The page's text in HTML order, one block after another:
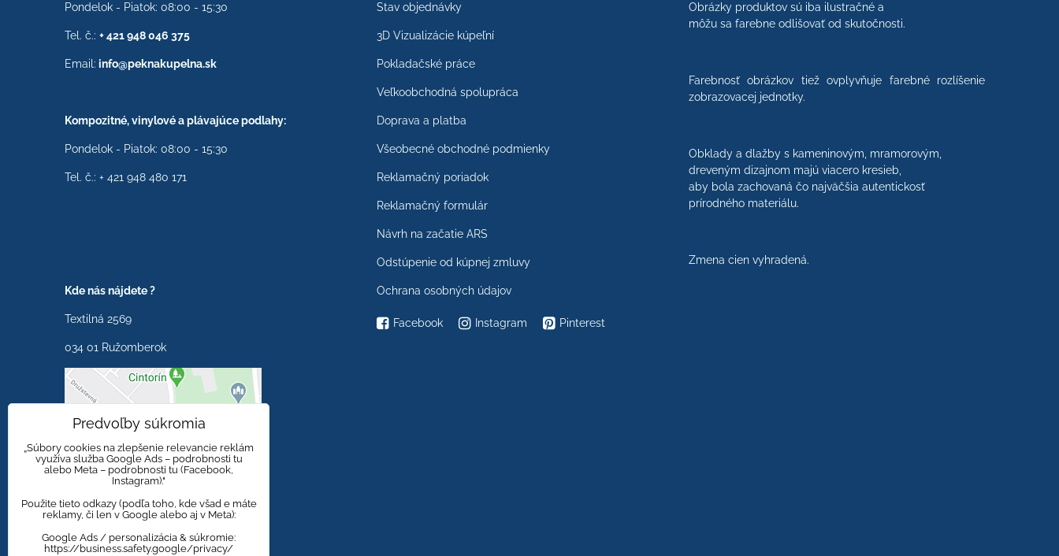
Pondelok - Piatok: 08:00 - 15:30
Tel. č.: + 421 948 046 375
Email: info@peknakupelna.sk
Kompozitné, vinylové a plávajúce podlahy:
Pondelok - Piatok: 08:00 - 15:30
Tel. č.: + 421 948 480 171
Kde nás nájdete ?
Textilná 2569
034 01 Ružomberok
Externý obsah je
blokovaný Voľbami
súkromia
Prajete si načítať externý
Stav objednávky
3D Vizualizácie kúpeľní
Pokladačské práce
Veľkoobchodná spolupráca
Doprava a platba
Všeobecné obchodné podmienky
Reklamačný poriadok
Reklamačný formulár
Návrh na začatie ARS
Odstúpenie od kúpnej zmluvy
Ochrana osobných údajov
Facebook Instagram Pinterest
Obrázky produktov sú iba ilustračné a
môžu sa farebne odlišovať od skutočnosti.
Farebnosť obrázkov tiež ovplyvňuje farebné rozlíšenie
zobrazovacej jednotky.
Obklady a dlažby s kameninovým, mramorovým,
dreveným dizajnom majú viacero kresieb,
aby bola zachovaná čo najväčšia autentickosť
prírodného materiálu.
Zmena cien vyhradená.
Predvoľby súkromia
„Súbory cookies na zlepšenie relevancie reklám
využíva služba Google Ads – podrobnosti tu
alebo Meta – podrobnosti tu (Facebook,
Instagram)."
Použite tieto odkazy (podľa toho, kde všad e máte
reklamy, či len v Google alebo aj v Meta):
Google Ads / personalizácia & súkromie:
https://business.safety.google/privacy/